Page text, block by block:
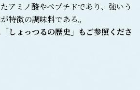
アミノ酸やペプチドであり、強いう
特徴の調味料である。
「しょっつるの歴史」もご参照くださ